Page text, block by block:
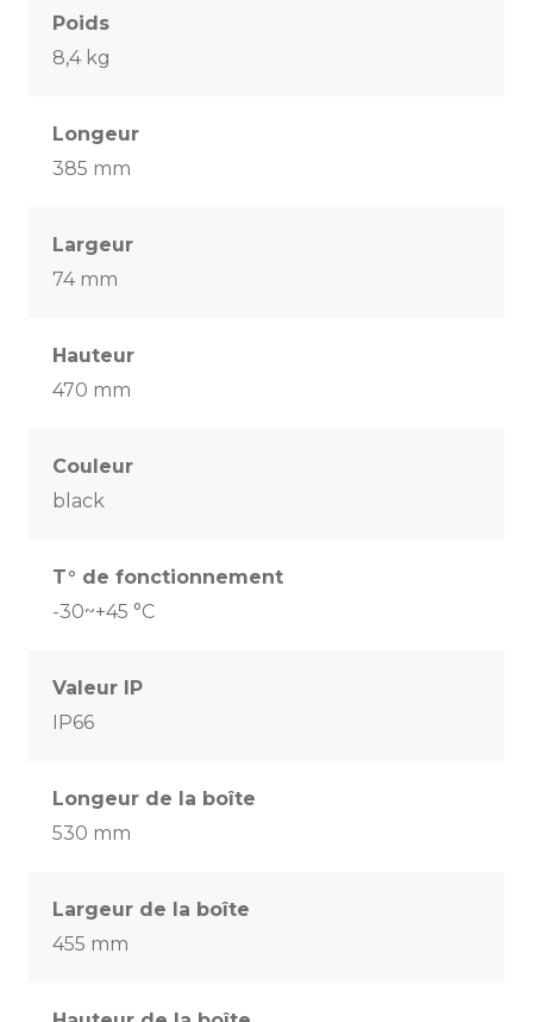
Poids
8,4 kg
Longeur
385 mm
Largeur
74 mm
Hauteur
470 mm
Couleur
black
T° de fonctionnement
-30~+45 °C
Valeur IP
IP66
Longeur de la boîte
530 mm
Largeur de la boîte
455 mm